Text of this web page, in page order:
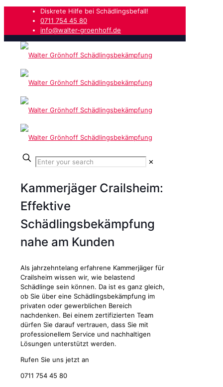
Diskrete Hilfe bei Schädlingsbefall!
0711 754 45 80
info@walter-groenhoff.de
✕
Kammerjäger Crailsheim:
Effektive
Schädlingsbekämpfung
nahe am Kunden
Als jahrzehntelang erfahrene Kammerjäger für
Crailsheim wissen wir, wie belastend
Schädlinge sein können. Da ist es ganz gleich,
ob Sie über eine Schädlingsbekämpfung im
privaten oder gewerblichen Bereich
nachdenken. Bei einem zertifizierten Team
dürfen Sie darauf vertrauen, dass Sie mit
professionellem Service und nachhaltigen
Lösungen unterstützt werden.
Rufen Sie uns jetzt an
0711 754 45 80